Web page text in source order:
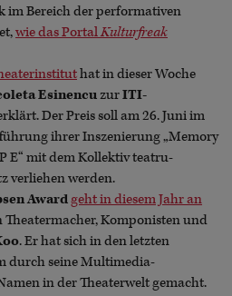
im Bereich der performativen
wie das PortalKulturfreak
hat in dieser Woche
EsinencuzurITI-
Der Preis soll am 26. Juni im
ihrer Inszenierung „Memory
E“ mit dem Kollektiv teatru-
verliehen werden.
Awardgeht in diesem Jahr an
Theatermacher, Komponisten und
. Er hat sich in den letzten
durch seine Multimedia-
in der Theaterwelt gemacht.